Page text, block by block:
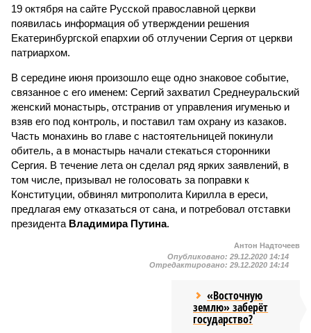
19 октября на сайте Русской православной церкви
появилась информация об утверждении решения
Екатеринбургской епархии об отлучении Сергия от церкви
патриархом.
В середине июня произошло еще одно знаковое событие,
связанное с его именем: Сергий захватил Среднеуральский
женский монастырь, отстранив от управления игуменью и
взяв его под контроль, и поставил там охрану из казаков.
Часть монахинь во главе с настоятельницей покинули
обитель, а в монастырь начали стекаться сторонники
Сергия. В течение лета он сделал ряд ярких заявлений, в
том числе, призывал не голосовать за поправки к
Конституции, обвинял митрополита Кирилла в ереси,
предлагая ему отказаться от сана, и потребовал отставки
президента Владимира Путина.
Антон Надточеев
Опубликовано: 29.12.2020 14:14
Отредактировано: 29.12.2020 14:14
«Восточную
землю» заберёт
государство?